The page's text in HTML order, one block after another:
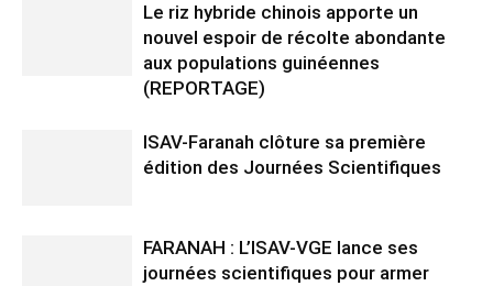
Le riz hybride chinois apporte un
nouvel espoir de récolte abondante
aux populations guinéennes
(REPORTAGE)
ISAV-Faranah clôture sa première
édition des Journées Scientifiques
FARANAH : L’ISAV-VGE lance ses
journées scientifiques pour armer